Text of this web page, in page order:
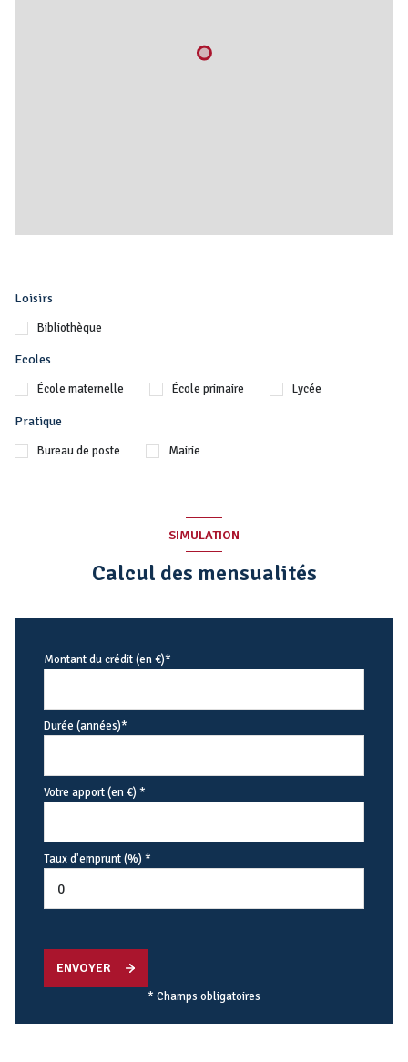
Loisirs
Bibliothèque
Ecoles
École maternelle École primaire Lycée
Pratique
Bureau de poste Mairie
SIMULATION
Calcul des mensualités
Montant du crédit (en €)*
Durée (années)*
Votre apport (en €) *
Taux d'emprunt (%) *
ENVOYER
* Champs obligatoires